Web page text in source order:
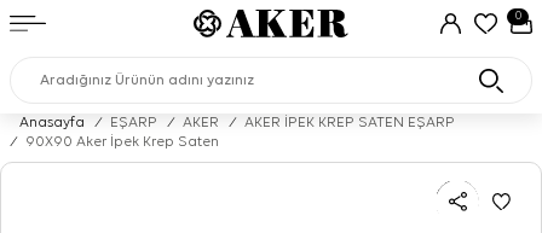
0
Anasayfa / EŞARP / AKER /
AKER İPEK KREP SATEN EŞARP
/
90X90 Aker İpek Krep Saten